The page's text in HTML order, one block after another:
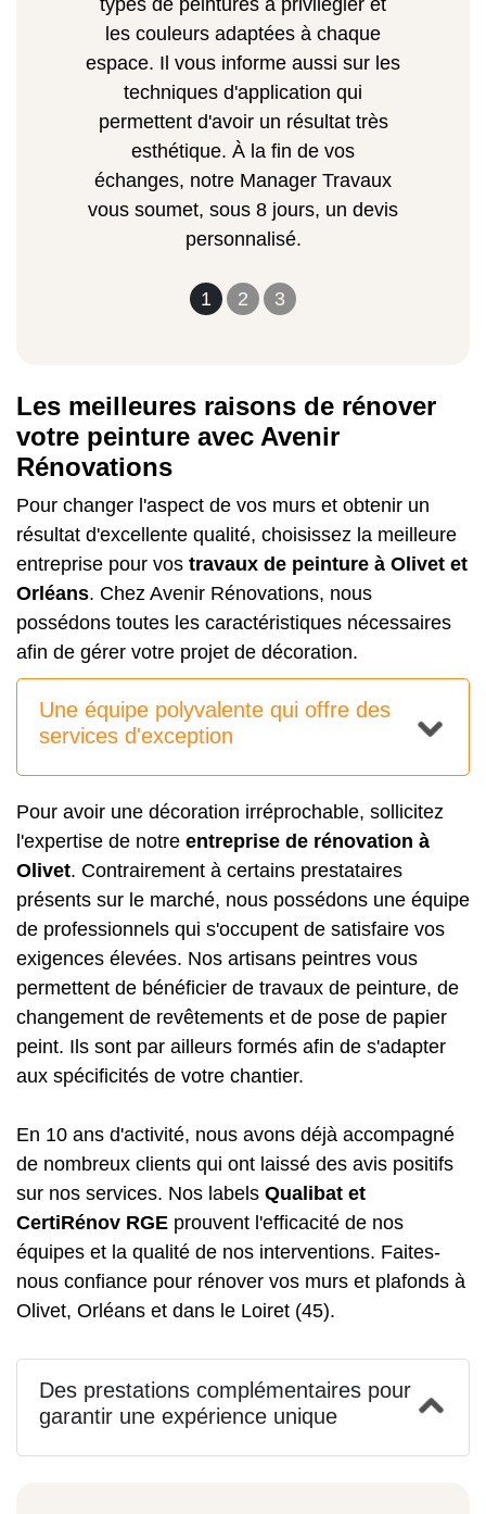
1 2 3
types de peintures à privilégier et
les couleurs adaptées à chaque
espace. Il vous informe aussi sur les
techniques d'application qui
permettent d'avoir un résultat très
esthétique. À la fin de vos
échanges, notre Manager Travaux
vous soumet, sous 8 jours, un devis
personnalisé.
Les meilleures raisons de rénover
votre peinture avec Avenir
Rénovations
Pour changer l'aspect de vos murs et obtenir un
résultat d'excellente qualité, choisissez la meilleure
entreprise pour vos travaux de peinture à Olivet et
Orléans. Chez Avenir Rénovations, nous
possédons toutes les caractéristiques nécessaires
afin de gérer votre projet de décoration.
Une équipe polyvalente qui offre des
services d'exception
Pour avoir une décoration irréprochable, sollicitez
l'expertise de notre entreprise de rénovation à
Olivet. Contrairement à certains prestataires
présents sur le marché, nous possédons une équipe
de professionnels qui s'occupent de satisfaire vos
exigences élevées. Nos artisans peintres vous
permettent de bénéficier de travaux de peinture, de
changement de revêtements et de pose de papier
peint. Ils sont par ailleurs formés afin de s'adapter
aux spécificités de votre chantier.
En 10 ans d'activité, nous avons déjà accompagné
de nombreux clients qui ont laissé des avis positifs
sur nos services. Nos labels Qualibat et
CertiRénov RGE prouvent l'efficacité de nos
équipes et la qualité de nos interventions. Faites-
nous confiance pour rénover vos murs et plafonds à
Olivet, Orléans et dans le Loiret (45).
Des prestations complémentaires pour
garantir une expérience unique